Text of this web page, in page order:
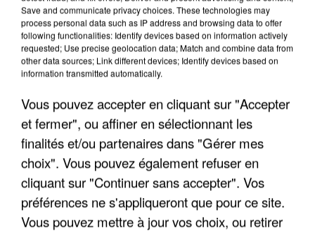
UN SECOND CADRE DE LA DZ MAFIA
INTERPELLÉ EN ALGÉRIE
Save and communicate privacy choices. These technologies may
process personal data such as IP address and browsing data to offer
following functionalities: Identify devices based on information actively
requested; Use precise geolocation data; Match and combine data from
other data sources; Link different devices; Identify devices based on
information transmitted automatically.
Vous pouvez accepter en cliquant sur "Accepter
et fermer", ou affiner en sélectionnant les
finalités et/ou partenaires dans "Gérer mes
choix". Vous pouvez également refuser en
cliquant sur "Continuer sans accepter". Vos
préférences ne s'appliqueront que pour ce site.
Vous pouvez mettre à jour vos choix, ou retirer